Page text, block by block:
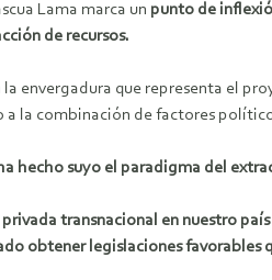
Lama marca un punto de
de recursos.
envergadura que representa el
la combinación de factores
hecho suyo el paradigma del
privada transnacional en nuestro
obtener legislaciones favorables